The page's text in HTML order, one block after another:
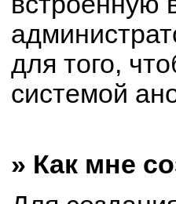
для того,
системой
» Как мне